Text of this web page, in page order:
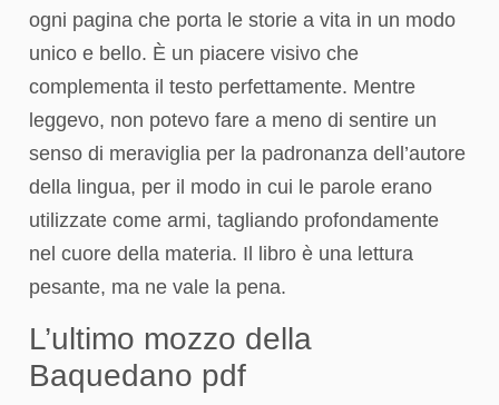
ogni pagina che porta le storie a vita in un modo
unico e bello. È un piacere visivo che
complementa il testo perfettamente. Mentre
leggevo, non potevo fare a meno di sentire un
senso di meraviglia per la padronanza dell’autore
della lingua, per il modo in cui le parole erano
utilizzate come armi, tagliando profondamente
nel cuore della materia. Il libro è una lettura
pesante, ma ne vale la pena.
L’ultimo mozzo della
Baquedano pdf